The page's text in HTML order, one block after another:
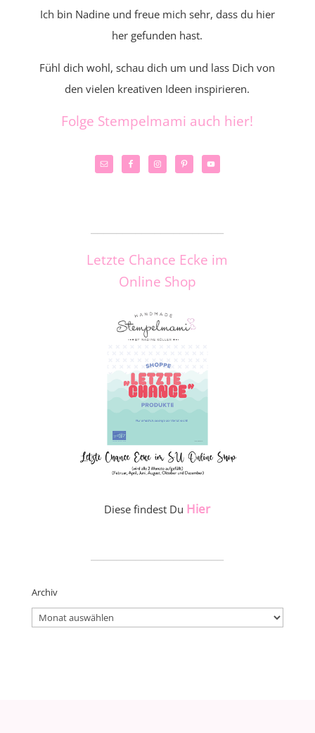
Ich bin Nadine und freue mich sehr, dass du hier
her gefunden hast.
Fühl dich wohl, schau dich um und lass Dich von
den vielen kreativen Ideen inspirieren.
Folge Stempelmami auch hier!
Letzte Chance Ecke im
Online Shop
Diese findest Du Hier
Archiv
Archiv